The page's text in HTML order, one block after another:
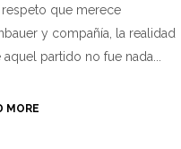
que merece
y compañía, la realidad
partido no fue nada...
MORE